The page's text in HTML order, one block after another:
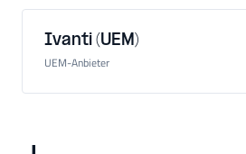
Ivanti (UEM)
UEM-Anbieter